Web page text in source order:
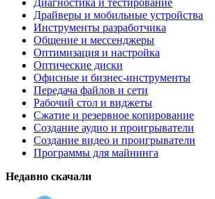
Диагностика и тестирование
Драйверы и мобильные устройства
Инструменты разработчика
Общение и мессенджеры
Оптимизация и настройка
Оптические диски
Офисные и бизнес-инструменты
Передача файлов и сети
Рабочий стол и виджеты
Сжатие и резервное копирование
Создание аудио и проигрыватели
Создание видео и проигрыватели
Программы для майнинга
Недавно скачали